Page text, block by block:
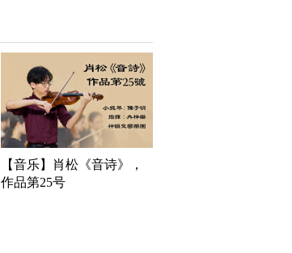
【音乐】肖松《音诗》，
作品第25号